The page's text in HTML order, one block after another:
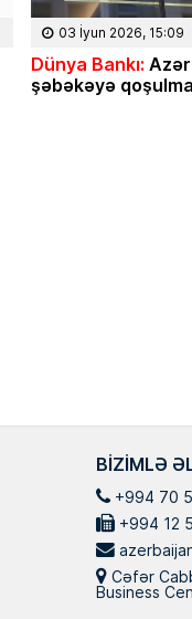
03 İyun 2026, 15:09
Dünya Bankı:
şəbəkəyə
Niyə İlham Əliyev
ilin tamamında
Azər Niftiyev
BIZIMLƏ
+994 70
+994 12
Cəfər
Business